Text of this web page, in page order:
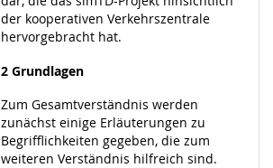
der kooperativen Verkehrszentrale
hervorgebracht hat.
2 Grundlagen
Zum Gesamtverständnis werden
zunächst einige Erläuterungen zu
Begrifflichkeiten gegeben, die zum
weiteren Verständnis hilfreich sind.